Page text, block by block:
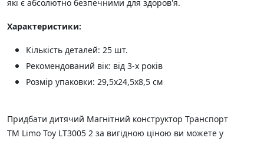
які є абсолютно безпечними для здоров'я.
Характеристики:
Кількість деталей: 25 шт.
Рекомендований вік: від 3-х років
Розмір упаковки: 29,5х24,5х8,5 см
Придбати дитячий Магнітний конструктор Транспорт
ТМ Limo Toy LT3005 2 за вигідною ціною ви можете у